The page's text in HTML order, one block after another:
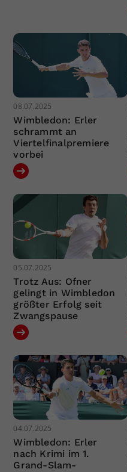
08.07.2025
Wimbledon: Erler
schrammt an
Viertelfinalpremiere
vorbei
05.07.2025
Trotz Aus: Ofner
gelingt in Wimbledon
größter Erfolg seit
Zwangspause
04.07.2025
Wimbledon: Erler
nach Krimi im 1.
Grand-Slam-